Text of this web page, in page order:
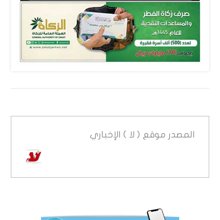
المصدر موقع ( لا ) الإخباري